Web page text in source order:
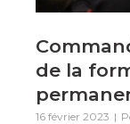
de la
16 février 2023